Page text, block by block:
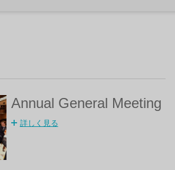
Annual General Meeting
詳しく見る